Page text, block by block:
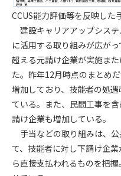
CCUS能力評価等を反映した
建設キャリアアップシス
に活用する取り組みが広が
超える元請け企業が実施ま
た。昨年12月時点のまとめ
増加しており、技能者の処
ている。また、民間工事を
請け企業も増加している。
手当などの取り組みは、
て、技能者に対し下請け企
ら直接支払われるものを把
第4条（会員審査および資
会員とは、本規約を承諾の
後、管理者がこれを承認し
第4条（会員の定義と登録）
1. 管理者は前条により審
の何れかの項目に該当
員としての権限を承認し
(1) 会員申し込みをした者が
(2) 本規約に違反した場合/li>
(3) 会員申し込みの際、申
(4) 会員申込者が管理者所
理を行わなかった場合